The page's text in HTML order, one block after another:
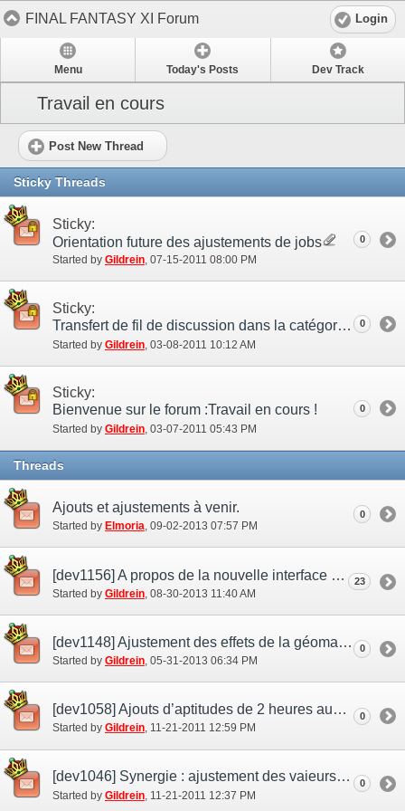
FINAL FANTASY XI Forum Login
Menu Today's Posts Dev Track
Travail en cours
Post New Thread
Sticky Threads
Sticky:
Orientation future des ajustements de jobs
Started by Gildrein‎, 07-15-2011 08:00 PM
0
Sticky:
Transfert de fil de discussion dans la catégorie DÉVELOPPEMENT
Started by Gildrein ‎, 03-08-2011 10:12 AM
0
Sticky:
Bienvenue sur le forum :Travail en cours !
Started by Gildrein‎, 03-07-2011 05:43 PM
0
Threads
Ajouts et ajustements à venir.
Started by Elmoria‎, 09-02-2013 07:57 PM
0
[dev1156] A propos de la nouvelle interface utilisateur
Started by Gildrein ‎, 08-30-2013 11:40 AM
23
[dev1148] Ajustement des effets de la géomancie
Started by Gildrein‎, 05-31-2013 06:34 PM
0
[dev1058] Ajouts d’aptitudes de 2 heures aux points de mérite
Started by Gildrein‎, 11-21-2011 12:59 PM
0
[dev1046] Synergie : ajustement des vaieurs maximaies des compétences
Started by Gildrein ‎, 11-21-2011 12:37 PM
0